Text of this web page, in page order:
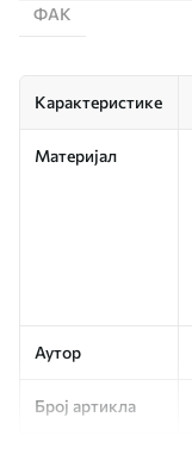
ФАК
Карактеристике
Материјал
Аутор
Број артикла